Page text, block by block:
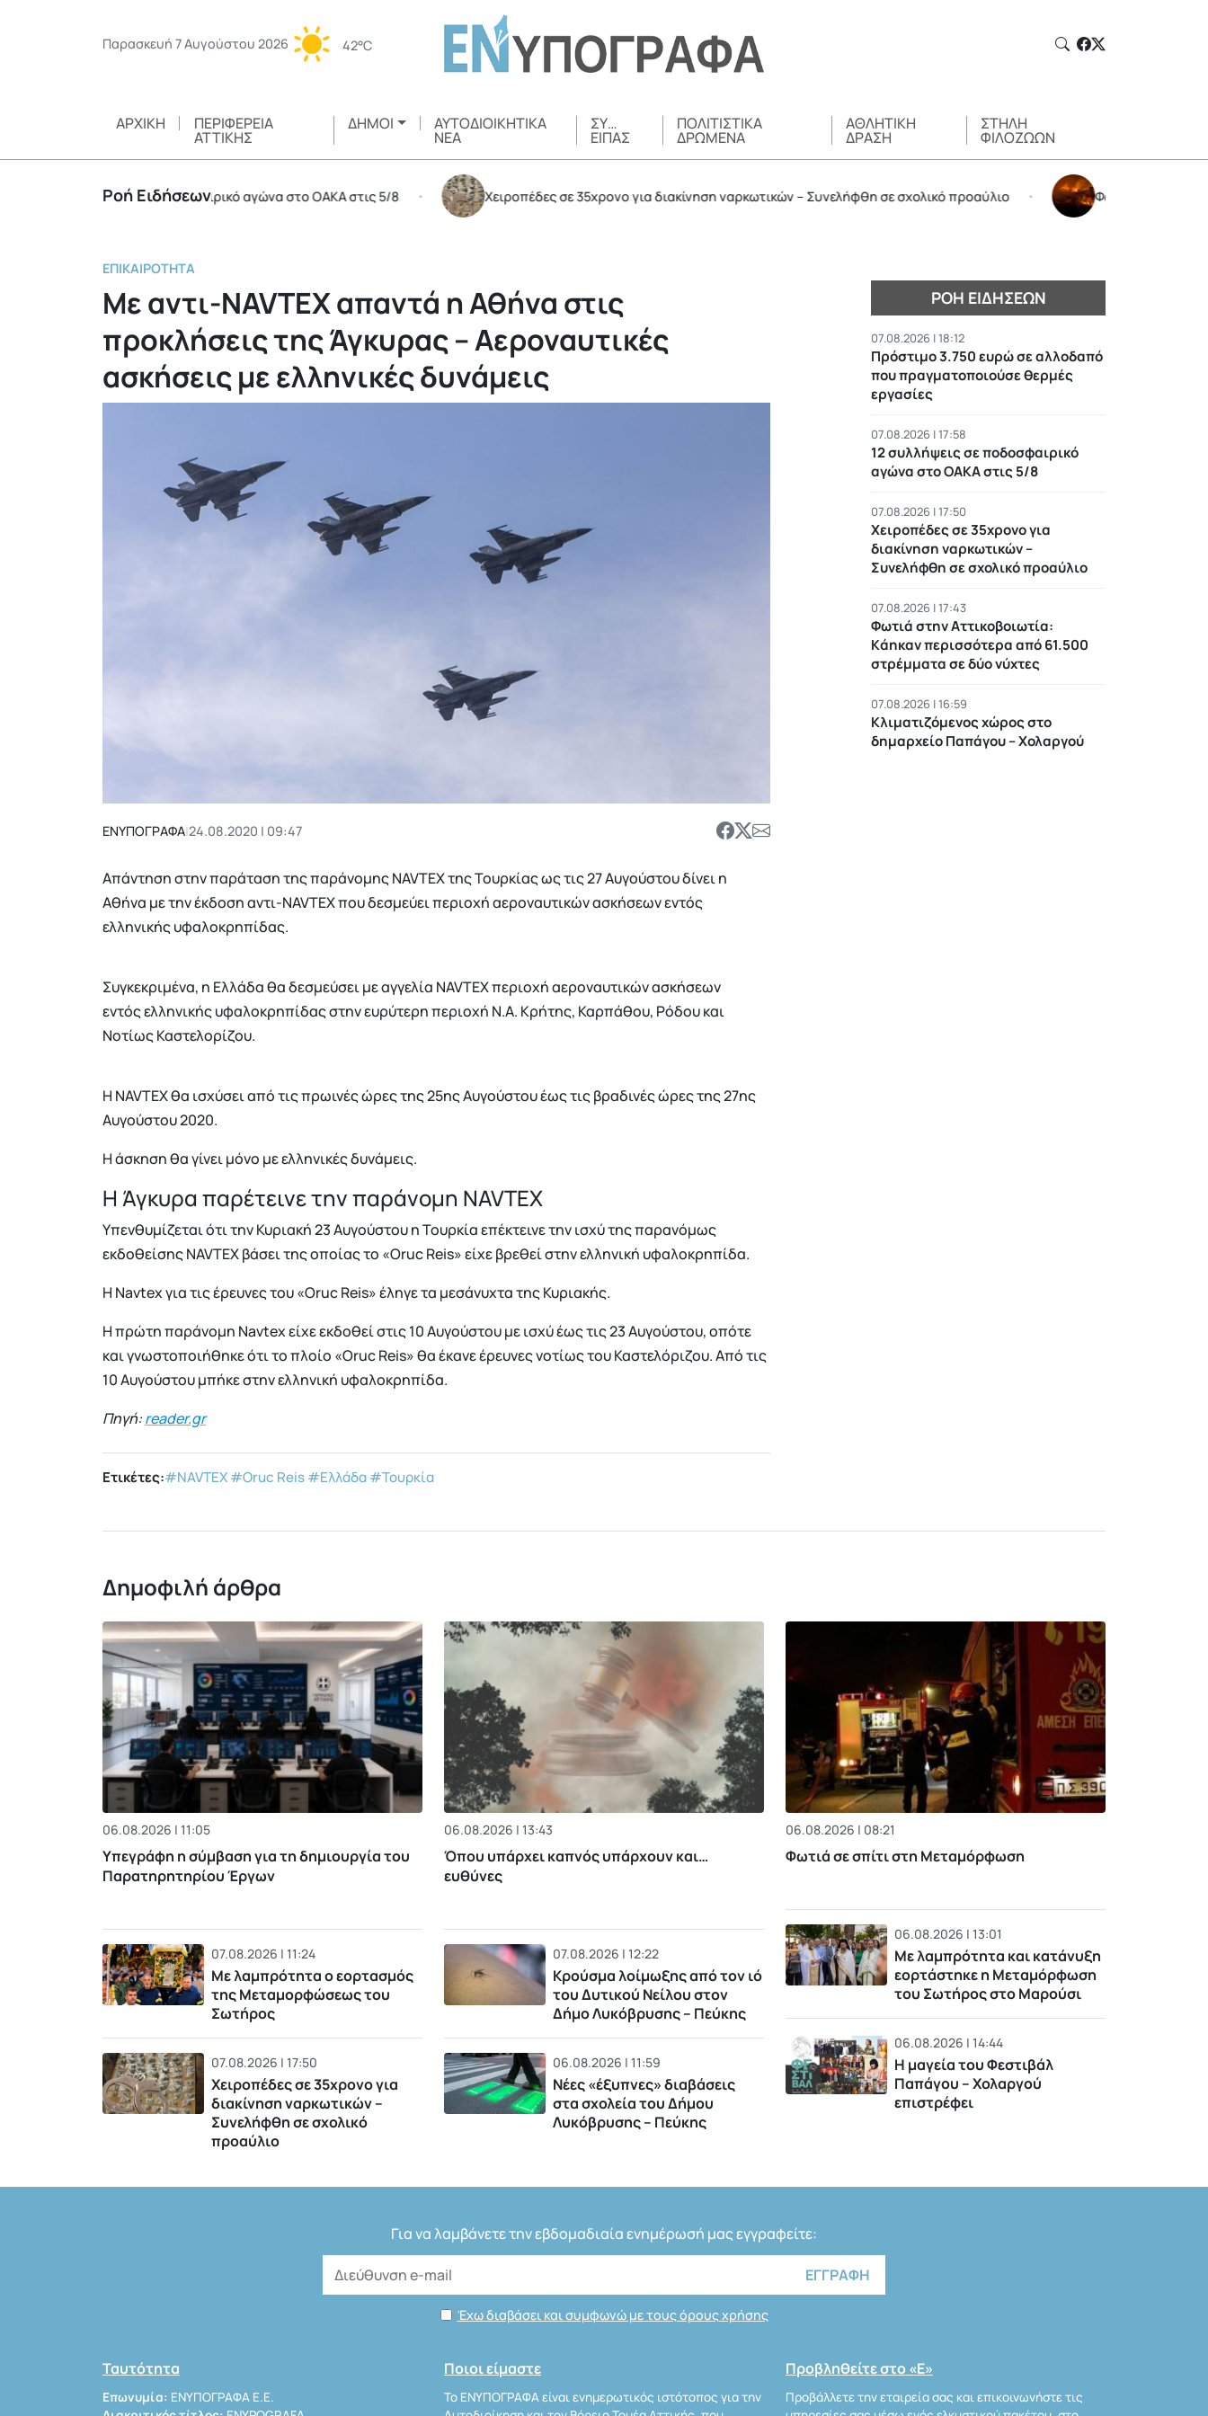
Παρασκευή 7 Αυγούστου 2026 42°C
ΑΡΧΙΚΉ ΠΕΡΙΦΈΡΕΙΑ
ΑΤΤΙΚΉΣ
ΔΉΜΟΙ ΑΥΤΟΔΙΟΙΚΗΤΙΚΆ
ΝΈΑ
ΣΥ…
ΕΊΠΑΣ
ΠΟΛΙΤΙΣΤΙΚΆ
ΔΡΏΜΕΝΑ
ΑΘΛΗΤΙΚΉ
ΔΡΆΣΗ
ΣΤΉΛΗ
ΦΙΛΌΖΩΩΝ
Ροή Ειδήσεων
12 συλλήψεις σε ποδοσφαιρικό αγώνα στο ΟΑΚΑ στις 5/8 • Χειροπέδες σε 35χρονο για διακίνηση ναρκωτικών – Συνελήφθη σε σχολικό προαύλιο • Φωτιά στην
ΕΠΙΚΑΙΡΌΤΗΤΑ
Με αντι-NAVTEX απαντά η Αθήνα στις
προκλήσεις της Άγκυρας – Αεροναυτικές
ασκήσεις με ελληνικές δυνάμεις
ΕΝΥΠΟΓΡΑΦΑ|24.08.2020 | 09:47
Απάντηση στην παράταση της παράνομης NAVTEX της Τουρκίας ως τις 27 Αυγούστου δίνει η
Αθήνα με την έκδοση αντι-NAVTEX που δεσμεύει περιοχή αεροναυτικών ασκήσεων εντός
ελληνικής υφαλοκρηπίδας.
Συγκεκριμένα, η Ελλάδα θα δεσμεύσει με αγγελία NAVTEX περιοχή αεροναυτικών ασκήσεων
εντός ελληνικής υφαλοκρηπίδας στην ευρύτερη περιοχή Ν.Α. Κρήτης, Καρπάθου, Ρόδου και
Νοτίως Καστελορίζου.
Η NAVTEX θα ισχύσει από τις πρωινές ώρες της 25ης Αυγούστου έως τις βραδινές ώρες της 27ης
Αυγούστου 2020.
Η άσκηση θα γίνει μόνο με ελληνικές δυνάμεις.
Η Άγκυρα παρέτεινε την παράνομη NAVTEX
Υπενθυμίζεται ότι την Κυριακή 23 Αυγούστου η Τουρκία επέκτεινε την ισχύ της παρανόμως
εκδοθείσης NAVTEX βάσει της οποίας το «Oruc Reis» είχε βρεθεί στην ελληνική υφαλοκρηπίδα.
Η Navtex για τις έρευνες του «Oruc Reis» έληγε τα μεσάνυχτα της Κυριακής.
H πρώτη παράνομη Navtex είχε εκδοθεί στις 10 Αυγούστου με ισχύ έως τις 23 Αυγούστου, οπότε
και γνωστοποιήθηκε ότι το πλοίο «Oruc Reis» θα έκανε έρευνες νοτίως του Καστελόριζου. Από τις
10 Αυγούστου μπήκε στην ελληνική υφαλοκρηπίδα.
Πηγή:reader.gr
Ετικέτες:#NAVTEX#Oruc Reis#Ελλάδα#Τουρκία
ΡΟΉ ΕΙΔΉΣΕΩΝ
07.08.2026 | 18:12
Πρόστιμο 3.750 ευρώ σε αλλοδαπό
που πραγματοποιούσε θερμές
εργασίες
07.08.2026 | 17:58
12 συλλήψεις σε ποδοσφαιρικό
αγώνα στο ΟΑΚΑ στις 5/8
07.08.2026 | 17:50
Χειροπέδες σε 35χρονο για
διακίνηση ναρκωτικών –
Συνελήφθη σε σχολικό προαύλιο
07.08.2026 | 17:43
Φωτιά στην Αττικοβοιωτία:
Kάηκαν περισσότερα από 61.500
στρέμματα σε δύο νύχτες
07.08.2026 | 16:59
Κλιματιζόμενος χώρος στο
δημαρχείο Παπάγου – Χολαργού
Δημοφιλή άρθρα
06.08.2026 | 11:05
Υπεγράφη η σύμβαση για τη δημιουργία του
Παρατηρητηρίου Έργων
07.08.2026 | 11:24
Με λαμπρότητα ο εορτασμός
της Μεταμορφώσεως του
Σωτήρος
07.08.2026 | 17:50
Χειροπέδες σε 35χρονο για
διακίνηση ναρκωτικών –
Συνελήφθη σε σχολικό
προαύλιο
06.08.2026 | 13:43
Όπου υπάρχει καπνός υπάρχουν και…
ευθύνες
07.08.2026 | 12:22
Κρούσμα λοίμωξης από τον ιό
του Δυτικού Νείλου στον
Δήμο Λυκόβρυσης – Πεύκης
06.08.2026 | 11:59
Νέες «έξυπνες» διαβάσεις
στα σχολεία του Δήμου
Λυκόβρυσης – Πεύκης
06.08.2026 | 08:21
Φωτιά σε σπίτι στη Μεταμόρφωση
06.08.2026 | 13:01
Με λαμπρότητα και κατάνυξη
εορτάστηκε η Μεταμόρφωση
του Σωτήρος στο Μαρούσι
06.08.2026 | 14:44
Η μαγεία του Φεστιβάλ
Παπάγου – Χολαργού
επιστρέφει
Για να λαμβάνετε την εβδομαδιαία ενημέρωσή μας εγγραφείτε:
Έχω διαβάσει και συμφωνώ με τους όρους χρήσης
Ταυτότητα
Επωνυμία: ΕΝΥΠΟΓΡΑΦΑ Ε.Ε.
Ποιοι είμαστε
Το ΕΝΥΠΟΓΡΑΦΑ είναι ενημερωτικός ιστότοπος για την
Προβληθείτε στο «Ε»
Προβάλλετε την εταιρεία σας και επικοινωνήστε τις